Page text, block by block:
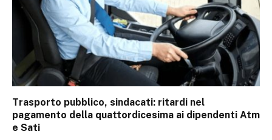
Trasporto pubblico, sindacati: ritardi nel
pagamento della quattordicesima ai dipendenti Atm
e Sati